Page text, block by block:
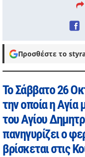
Προσθέστε το
Το Σάββατο 26
την οποία η Αγία
του Αγίου
πανηγυρίζει ο
βρίσκεται στις